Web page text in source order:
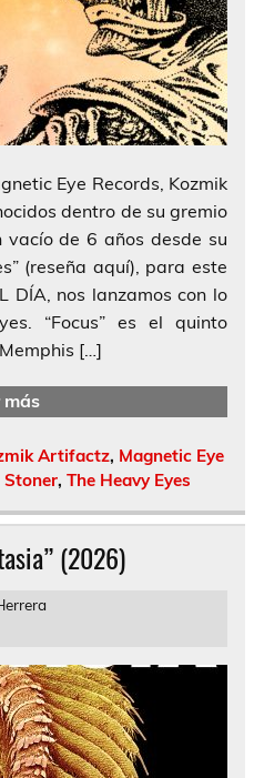
Eye Records, Kozmik
dentro de su gremio
de 6 años desde su
(reseña aquí), para este
DÍA, nos lanzamos con lo
“Focus” es el quinto
[…]
más
Artifactz, Magnetic Eye
Stoner, The Heavy Eyes
(2026)